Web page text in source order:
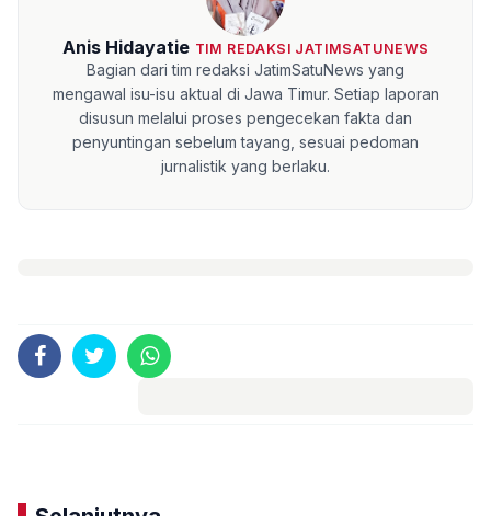
Anis Hidayatie TIM REDAKSI JATIMSATUNEWS
Bagian dari tim redaksi JatimSatuNews yang
mengawal isu-isu aktual di Jawa Timur. Setiap laporan
disusun melalui proses pengecekan fakta dan
penyuntingan sebelum tayang, sesuai pedoman
jurnalistik yang berlaku.